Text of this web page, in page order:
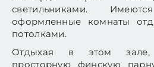
светильниками.
оформленные комнаты
потолками.
Отдыхая в этом зале,
просторную финскую